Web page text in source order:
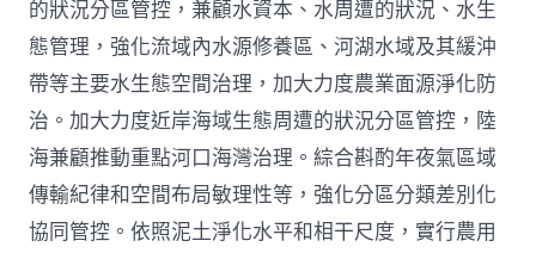
的狀況分區管控，兼顧水資本、水周遭的狀況、水生
態管理，強化流域內水源修養區、河湖水域及其緩沖
帶等主要水生態空間治理，加大力度農業面源淨化防
治。加大力度近岸海域生態周遭的狀況分區管控，陸
海兼顧推動重點河口海灣治理。綜合斟酌年夜氣區域
傳輸紀律和空間布局敏理性等，強化分區分類差別化
協同管控。依照泥土淨化水平和相干尺度，實行農用